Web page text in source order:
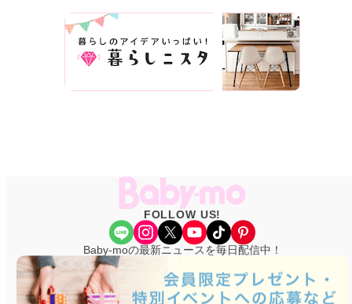
FOLLOW US!
Share Icon Instagram X YouTube TikTok Pinterest
Baby-moの最新ニュースを毎日配信中！